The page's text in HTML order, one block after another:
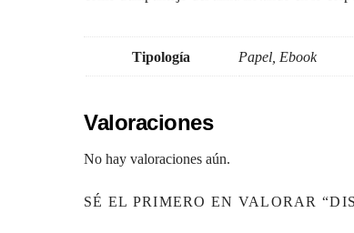
Tipología Papel, Ebook
Valoraciones
No hay valoraciones aún.
SÉ EL PRIMERO EN VALORAR